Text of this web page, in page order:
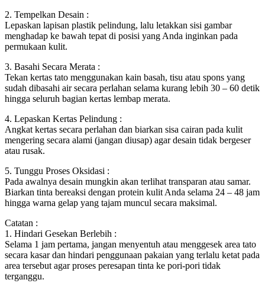
2. Tempelkan Desain :
Lepaskan lapisan plastik pelindung, lalu letakkan sisi gambar
menghadap ke bawah tepat di posisi yang Anda inginkan pada
permukaan kulit.
3. Basahi Secara Merata :
Tekan kertas tato menggunakan kain basah, tisu atau spons yang
sudah dibasahi air secara perlahan selama kurang lebih 30 – 60 detik
hingga seluruh bagian kertas lembap merata.
4. Lepaskan Kertas Pelindung :
Angkat kertas secara perlahan dan biarkan sisa cairan pada kulit
mengering secara alami (jangan diusap) agar desain tidak bergeser
atau rusak.
5. Tunggu Proses Oksidasi :
Pada awalnya desain mungkin akan terlihat transparan atau samar.
Biarkan tinta bereaksi dengan protein kulit Anda selama 24 – 48 jam
hingga warna gelap yang tajam muncul secara maksimal.
Catatan :
1. Hindari Gesekan Berlebih :
Selama 1 jam pertama, jangan menyentuh atau menggesek area tato
secara kasar dan hindari penggunaan pakaian yang terlalu ketat pada
area tersebut agar proses peresapan tinta ke pori-pori tidak
terganggu.